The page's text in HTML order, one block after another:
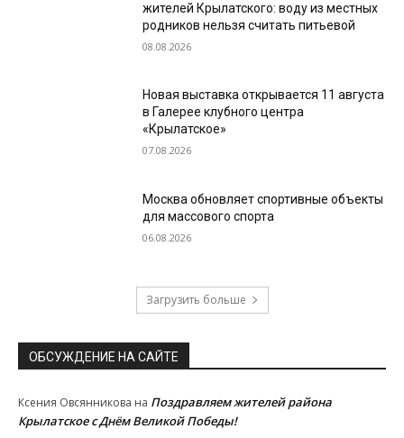
жителей Крылатского: воду из местных
родников нельзя считать питьевой
08.08.2026
Новая выставка открывается 11 августа
в Галерее клубного центра
«Крылатское»
07.08.2026
Москва обновляет спортивные объекты
для массового спорта
06.08.2026
Загрузить больше
ОБСУЖДЕНИЕ НА САЙТЕ
Ксения Овсянникова на Поздравляем жителей района
Крылатское с Днём Великой Победы!